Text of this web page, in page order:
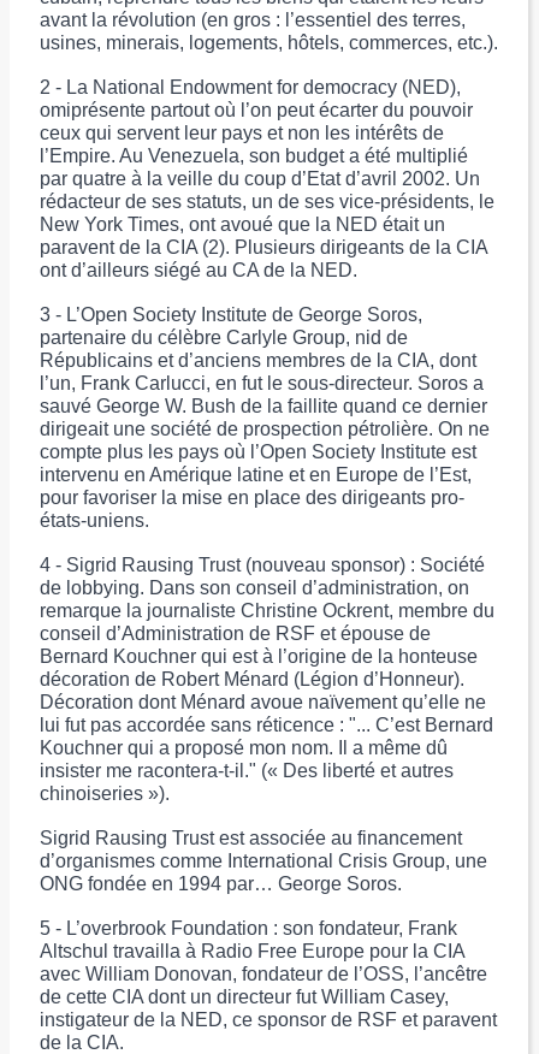
avant la révolution (en gros : l’essentiel des terres,
usines, minerais, logements, hôtels, commerces, etc.).
2 - La National Endowment for democracy (NED),
omiprésente partout où l’on peut écarter du pouvoir
ceux qui servent leur pays et non les intérêts de
l’Empire. Au Venezuela, son budget a été multiplié
par quatre à la veille du coup d’Etat d’avril 2002. Un
rédacteur de ses statuts, un de ses vice-présidents, le
New York Times, ont avoué que la NED était un
paravent de la CIA (2). Plusieurs dirigeants de la CIA
ont d’ailleurs siégé au CA de la NED.
3 - L’Open Society Institute de George Soros,
partenaire du célèbre Carlyle Group, nid de
Républicains et d’anciens membres de la CIA, dont
l’un, Frank Carlucci, en fut le sous-directeur. Soros a
sauvé George W. Bush de la faillite quand ce dernier
dirigeait une société de prospection pétrolière. On ne
compte plus les pays où l’Open Society Institute est
intervenu en Amérique latine et en Europe de l’Est,
pour favoriser la mise en place des dirigeants pro-
états-uniens.
4 - Sigrid Rausing Trust (nouveau sponsor) : Société
de lobbying. Dans son conseil d’administration, on
remarque la journaliste Christine Ockrent, membre du
conseil d’Administration de RSF et épouse de
Bernard Kouchner qui est à l’origine de la honteuse
décoration de Robert Ménard (Légion d’Honneur).
Décoration dont Ménard avoue naïvement qu’elle ne
lui fut pas accordée sans réticence : "... C’est Bernard
Kouchner qui a proposé mon nom. Il a même dû
insister me racontera-t-il." (« Des liberté et autres
chinoiseries »).
Sigrid Rausing Trust est associée au financement
d’organismes comme International Crisis Group, une
ONG fondée en 1994 par… George Soros.
5 - L’overbrook Foundation : son fondateur, Frank
Altschul travailla à Radio Free Europe pour la CIA
avec William Donovan, fondateur de l’OSS, l’ancêtre
de cette CIA dont un directeur fut William Casey,
instigateur de la NED, ce sponsor de RSF et paravent
de la CIA.